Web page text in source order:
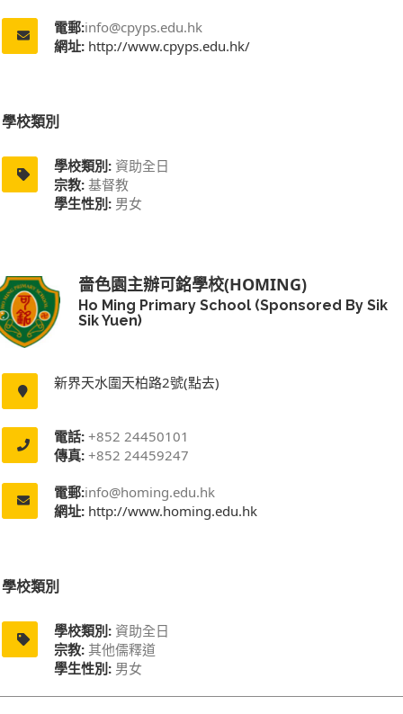
電郵:info@cpyps.edu.hk
網址: http://www.cpyps.edu.hk/
學校類別
學校類別: 資助全日
宗教: 基督教
學生性別: 男女
嗇色園主辦可銘學校(HOMING)
Ho Ming Primary School (Sponsored By Sik
Sik Yuen)
新界天水圍天柏路2號(點去)
電話: +852 24450101
傳真: +852 24459247
電郵:info@homing.edu.hk
網址: http://www.homing.edu.hk
學校類別
學校類別: 資助全日
宗教: 其他儒釋道
學生性別: 男女